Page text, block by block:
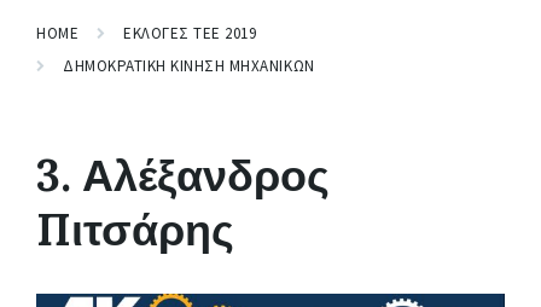
HOME
ΕΚΛΟΓΕΣ ΤΕΕ 2019
ΔΗΜΟΚΡΑΤΙΚΗ ΚΙΝΗΣΗ ΜΗΧΑΝΙΚΩΝ
3. Αλέξανδρος
Πιτσάρης